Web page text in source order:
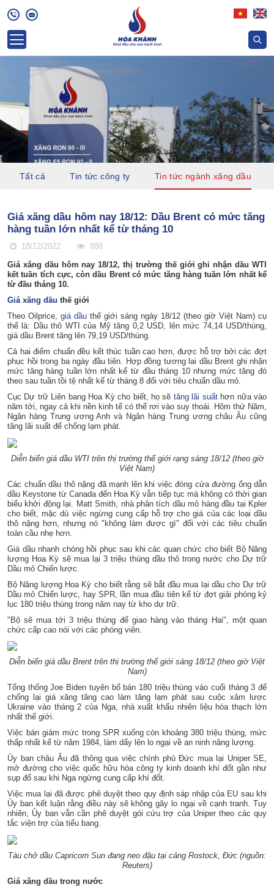
Tất cả Tin tức công ty Tin tức ngành xăng dầu
Giá xăng dầu hôm nay 18/12: Dầu Brent có mức tăng
hàng tuần lớn nhất kể từ tháng 10
18/12/2022
888
Giá xăng dầu hôm nay 18/12, thị trường thế giới ghi nhận dầu WTI
kết tuần tích cực, còn dầu Brent có mức tăng hàng tuần lớn nhất kể
từ đầu tháng 10.
Giá xăng dầu thế giới
Theo Oilprice, giá dầu thế giới sáng ngày 18/12 (theo giờ Việt Nam) cụ
thể là: Dầu thô WTI của Mỹ tăng 0,2 USD, lên mức 74,14 USD/thùng,
giá dầu Brent tăng lên 79,19 USD/thùng.
Cả hai điểm chuẩn đều kết thúc tuần cao hơn, được hỗ trợ bởi các đợt
phục hồi trong ba ngày đầu tiên. Hợp đồng tương lai dầu Brent ghi nhận
mức tăng hàng tuần lớn nhất kể từ đầu tháng 10 nhưng mức tăng đó
theo sau tuần tồi tệ nhất kể từ tháng 8 đối với tiêu chuẩn dầu mỏ.
Cục Dự trữ Liên bang Hoa Kỳ cho biết, họ sẽ tăng lãi suấthơn nữa vào
năm tới, ngay cả khi nền kinh tế có thể rơi vào suy thoái. Hôm thứ Năm,
Ngân hàng Trung ương Anh và Ngân hàng Trung ương châu Âu cũng
tăng lãi suất để chống lạm phát.
Diễn biến giá dầu WTI trên thị trường thế giới rạng sáng 18/12 (theo giờ
Việt Nam)
Các chuẩn dầu thô nặng đã mạnh lên khi việc đóng cửa đường ống dẫn
dầu Keystone từ Canada đến Hoa Kỳ vẫn tiếp tục mà không có thời gian
biểu khởi động lại. Matt Smith, nhà phân tích dầu mỏ hàng đầu tại Kpler
cho biết, mặc dù việc ngừng cung cấp hỗ trợ cho giá của các loại dầu
thô nặng hơn, nhưng nó "không làm được gì" đối với các tiêu chuẩn
toàn cầu nhẹ hơn.
Giá dầu nhanh chóng hồi phục sau khi các quan chức cho biết Bộ Năng
lượng Hoa Kỳ sẽ mua lại 3 triệu thùng dầu thô trong nước cho Dự trữ
Dầu mỏ Chiến lược.
Bộ Năng lượng Hoa Kỳ cho biết rằng sẽ bắt đầu mua lại dầu cho Dự trữ
Dầu mỏ Chiến lược, hay SPR, lần mua đầu tiên kể từ đợt giải phóng kỷ
lục 180 triệu thùng trong năm nay từ kho dự trữ.
"Bộ sẽ mua tới 3 triệu thùng để giao hàng vào tháng Hai", một quan
chức cấp cao nói với các phóng viên.
Diễn biến giá dầu Brent trên thị trường thế giới sáng 18/12 (theo giờ Việt
Nam)
Tổng thống Joe Biden tuyên bố bán 180 triệu thùng vào cuối tháng 3 để
chống lại giá xăng tăng cao làm tăng lạm phát sau cuộc xâm lược
Ukraine vào tháng 2 của Nga, nhà xuất khẩu nhiên liệu hóa thạch lớn
nhất thế giới.
Việc bán giảm mức trong SPR xuống còn khoảng 380 triệu thùng, mức
thấp nhất kể từ năm 1984, làm dấy lên lo ngại về an ninh năng lượng.
Ủy ban châu Âu đã thông qua việc chính phủ Đức mua lại Uniper SE,
mở đường cho việc quốc hữu hóa công ty kinh doanh khí đốt gần như
sụp đổ sau khi Nga ngừng cung cấp khí đốt.
Việc mua lại đã được phê duyệt theo quy định sáp nhập của EU sau khi
Ủy ban kết luận rằng điều này sẽ không gây lo ngại về cạnh tranh. Tuy
nhiên, Ủy ban vẫn cần phê duyệt gói cứu trợ của Uniper theo các quy
tắc viện trợ của tiểu bang.
Tàu chở dầu Capricorn Sun đang neo đậu tại cảng Rostock, Đức (nguồn:
Reuters)
Giá xăng dầu trong nước